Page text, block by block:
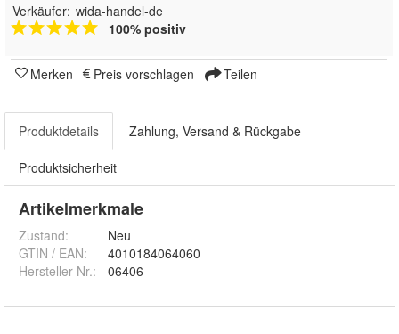
Verkäufer: wida-handel-de
100% positiv
Merken Preis vorschlagen Teilen
Produktdetails Zahlung, Versand & Rückgabe
Produktsicherheit
Artikelmerkmale
Zustand:
Neu
GTIN / EAN:
4010184064060
Hersteller Nr.:
06406